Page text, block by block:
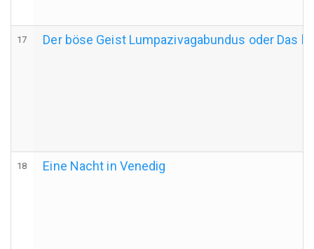
17 Der böse Geist Lumpazivagabundus oder Das
18 Eine Nacht in Venedig